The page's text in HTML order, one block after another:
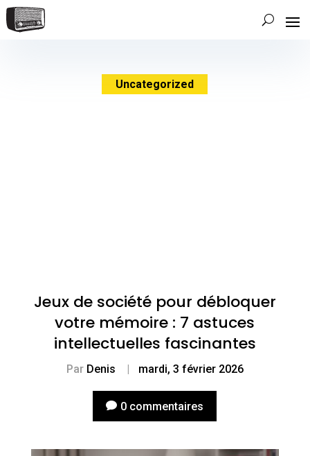
Uncategorized
Jeux de société pour débloquer
votre mémoire : 7 astuces
intellectuelles fascinantes
Par Denis | mardi, 3 février 2026
0 commentaires